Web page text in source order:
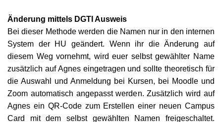
Änderung mittels DGTI Ausweis
Bei dieser Methode werden die Namen nur in den internen
System der HU geändert. Wenn ihr die Änderung auf
diesem Weg vornehmt, wird euer selbst gewählter Name
zusätzlich auf Agnes eingetragen und sollte theoretisch für
die Auswahl und Anmeldung bei Kursen, bei Moodle und
Zoom automatisch angepasst werden. Zusätzlich wird auf
Agnes ein QR-Code zum Erstellen einer neuen Campus
Card mit dem selbst gewählten Namen freigeschaltet.